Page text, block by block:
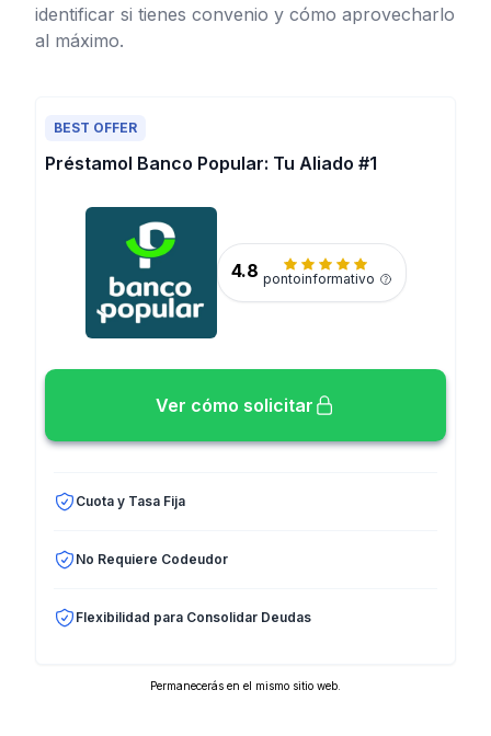
identificar si tienes convenio y cómo aprovecharlo
al máximo.
BEST OFFER
Préstamol Banco Popular: Tu Aliado #1
4.8 pontoinformativo
Ver cómo solicitar
Cuota y Tasa Fija
No Requiere Codeudor
Flexibilidad para Consolidar Deudas
Permanecerás en el mismo sitio web.